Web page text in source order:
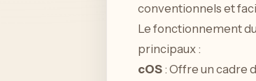
conventionnels et
Le fonctionnement
principaux :
cOS : Offre un cadre